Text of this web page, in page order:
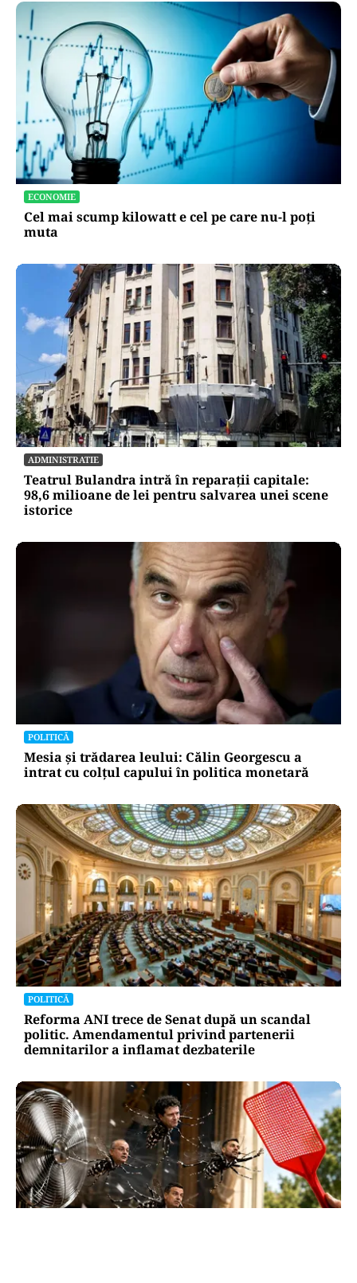
ECONOMIE
Cel mai scump kilowatt e cel pe care nu-l poți
muta
ADMINISTRATIE
Teatrul Bulandra intră în reparații capitale:
98,6 milioane de lei pentru salvarea unei scene
istorice
POLITICĂ
Mesia și trădarea leului: Călin Georgescu a
intrat cu colțul capului în politica monetară
POLITICĂ
Reforma ANI trece de Senat după un scandal
politic. Amendamentul privind partenerii
demnitarilor a inflamat dezbaterile